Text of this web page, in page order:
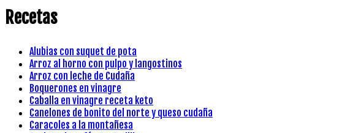
Recetas
Alubias con suquet de pota
Arroz al horno con pulpo y langostinos
Arroz con leche de Cudaña
Boquerones en vinagre
Caballa en vinagre receta keto
Canelones de bonito del norte y queso cudaña
Caracoles a la montañesa